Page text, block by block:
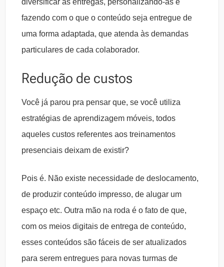
diversificar as entregas, personalizando-as e
fazendo com o que o conteúdo seja entregue de
uma forma adaptada, que atenda às demandas
particulares de cada colaborador.
Redução de custos
Você já parou pra pensar que, se você utiliza
estratégias de aprendizagem móveis, todos
aqueles custos referentes aos treinamentos
presenciais deixam de existir?
Pois é. Não existe necessidade de deslocamento,
de produzir conteúdo impresso, de alugar um
espaço etc. Outra mão na roda é o fato de que,
com os meios digitais de entrega de conteúdo,
esses conteúdos são fáceis de ser atualizados
para serem entregues para novas turmas de